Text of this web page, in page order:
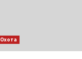
Охота